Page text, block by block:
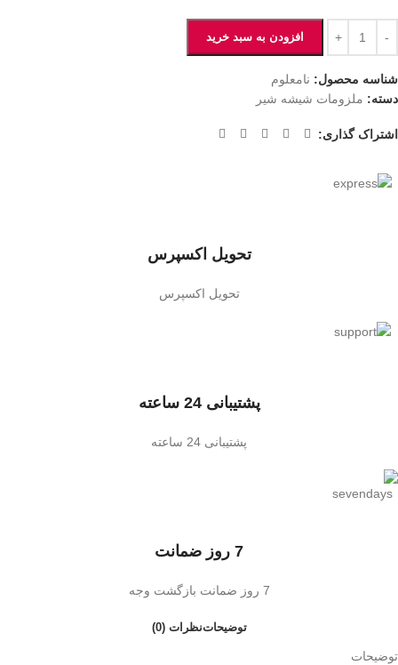
افزودن به سبد خرید
شناسه محصول: نامعلوم
دسته: ملزومات شیشه شیر
اشتراک گذاری:
تحویل اکسپرس
تحویل اکسپرس
پشتیبانی 24 ساعته
پشتیبانی 24 ساعته
7 روز ضمانت
7 روز ضمانت بازگشت وجه
توضیحاتنظرات (0)
توضیحات